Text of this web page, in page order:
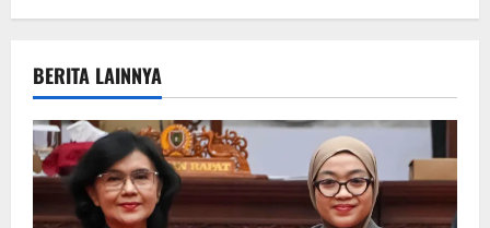
v
i
g
BERITA LAINNYA